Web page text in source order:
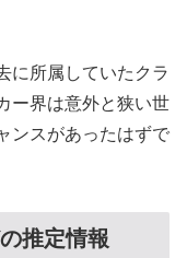
に所属していたクラ
ー界は意外と狭い世
ンスがあったはずで
推定情報